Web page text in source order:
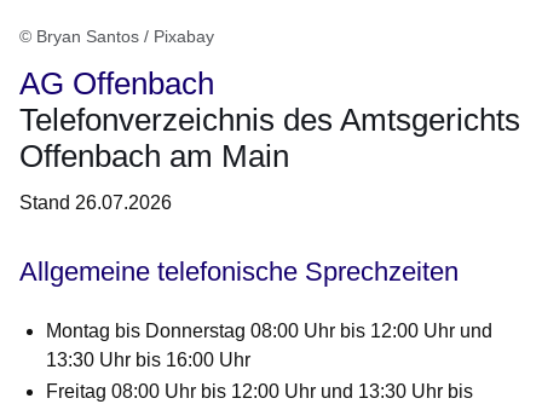
© Bryan Santos / Pixabay
AG Offenbach
Telefonverzeichnis des Amtsgerichts
Offenbach am Main
Stand 26.07.2026
Allgemeine telefonische Sprechzeiten
Montag bis Donnerstag 08:00 Uhr bis 12:00 Uhr und
13:30 Uhr bis 16:00 Uhr
Freitag 08:00 Uhr bis 12:00 Uhr und 13:30 Uhr bis